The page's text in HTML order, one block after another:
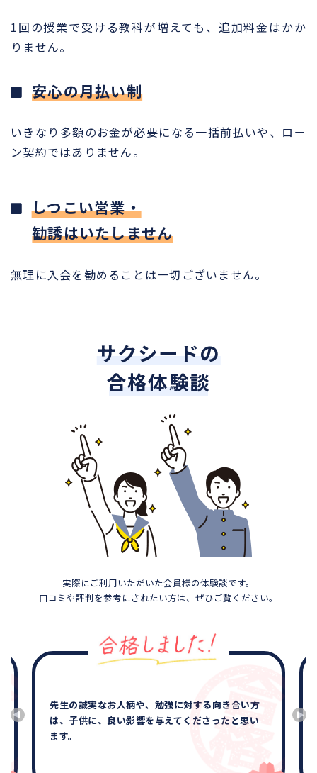
1回の授業で受ける教科が増えても、追加料金はかか
りません。
安心の月払い制
いきなり多額のお金が必要になる一括前払いや、ロー
ン契約ではありません。
しつこい営業・
勧誘はいたしません
無理に入会を勧めることは一切ございません。
サクシードの
合格体験談
実際にご利用いただいた会員様の体験談です。
口コミや評判を参考にされたい方は、ぜひご覧ください。
他の所はテキスト代もかかり途中でやめられない
のでは？と不安に思いましたが、サクシードはそ
の不安を全て解消して安心して、決められまし
た。